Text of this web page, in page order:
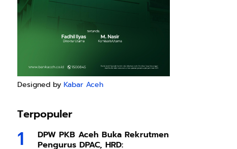
Designed by Kabar Aceh
Terpopuler
DPW PKB Aceh Buka Rekrutmen
Pengurus DPAC, HRD: